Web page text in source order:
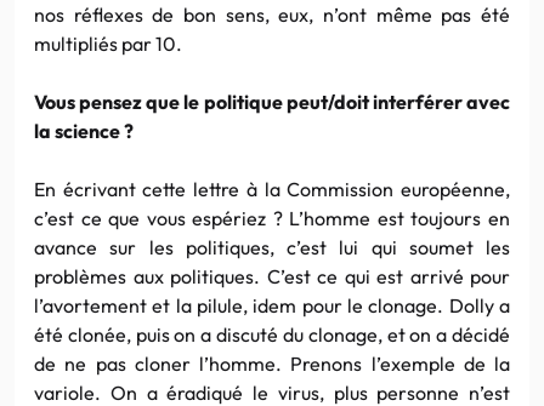
nos réflexes de bon sens, eux, n’ont même pas été
multipliés par 10.
Vous pensez que le politique peut/doit interférer avec
la science ?
En écrivant cette lettre à la Commission européenne,
c’est ce que vous espériez ? L’homme est toujours en
avance sur les politiques, c’est lui qui soumet les
problèmes aux politiques. C’est ce qui est arrivé pour
l’avortement et la pilule, idem pour le clonage. Dolly a
été clonée, puis on a discuté du clonage, et on a décidé
de ne pas cloner l’homme. Prenons l’exemple de la
variole. On a éradiqué le virus, plus personne n’est